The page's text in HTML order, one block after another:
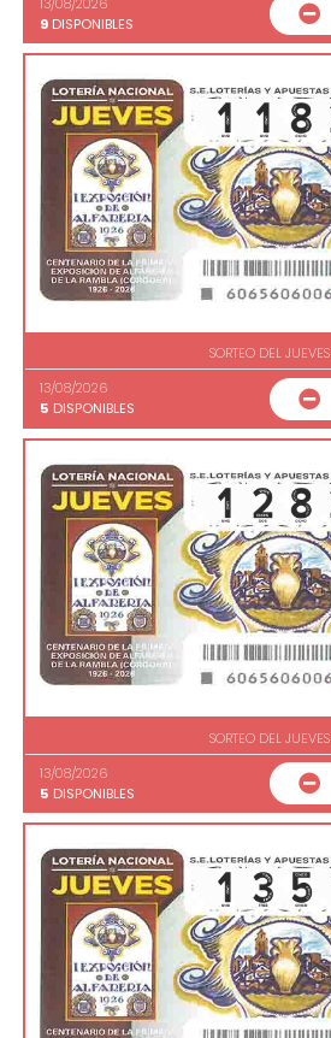
9 DISPONIBLES
SORTEO DEL JUEVES
13/08/2026
5 DISPONIBLES
SORTEO DEL JUEVES
13/08/2026
5 DISPONIBLES